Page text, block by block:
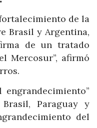
de la
Brasil y Argentina,
de un tratado
Mercosur”, afirmó
Paraguay y
del